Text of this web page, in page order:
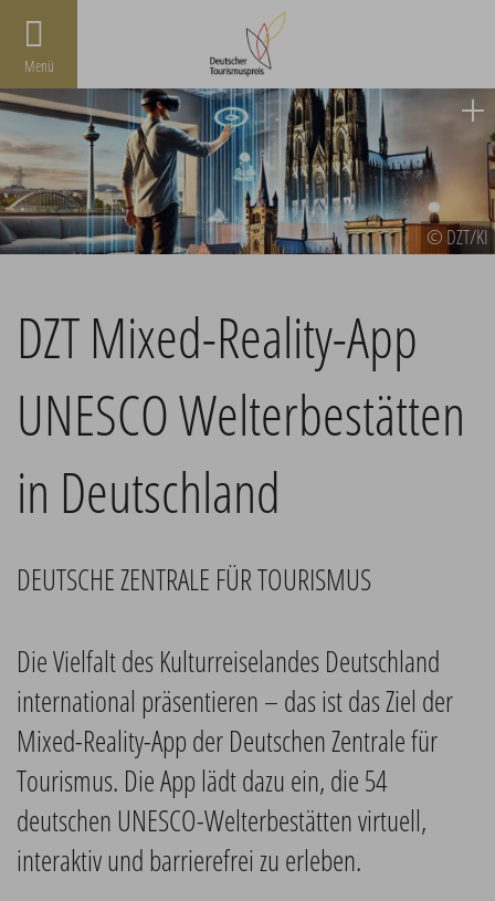
Menü
© DZT/KI
DZT Mixed-Reality-App
UNESCO Welterbestätten
in Deutschland
DEUTSCHE ZENTRALE FÜR TOURISMUS
Die Vielfalt des Kulturreiselandes Deutschland
international präsentieren – das ist das Ziel der
Mixed-Reality-App der Deutschen Zentrale für
Tourismus. Die App lädt dazu ein, die 54
deutschen UNESCO-Welterbestätten virtuell,
interaktiv und barrierefrei zu erleben.